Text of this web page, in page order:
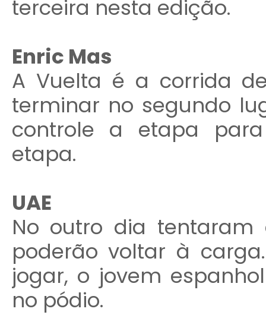
terceira nesta edição.
Enric Mas
A Vuelta é a corrida
terminar no segundo
controle a etapa
etapa.
UAE
No outro dia
poderão voltar à
jogar, o jovem
no pódio.